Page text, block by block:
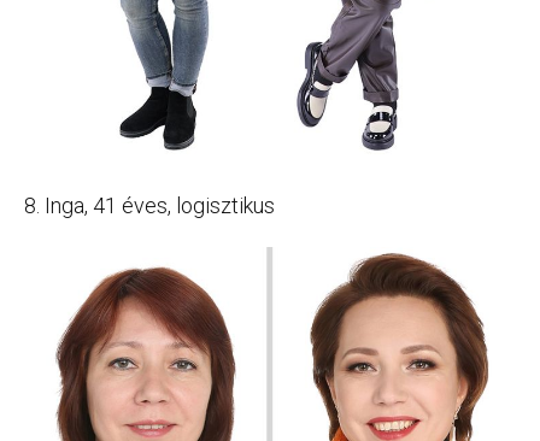
8. Inga, 41 éves, logisztikus